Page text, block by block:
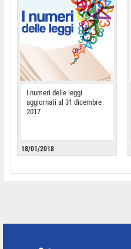
I numeri delle leggi
aggiornati al 31 dicembre
2017
18/01/2018